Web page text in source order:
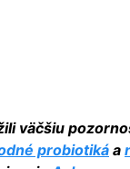
väčšiu
probiotikáa